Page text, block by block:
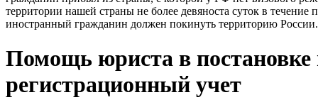
территории нашей страны не более девяноста суток в течение
иностранный гражданин должен покинуть территорию России.
Помощь юриста в постановке
регистрационный учет